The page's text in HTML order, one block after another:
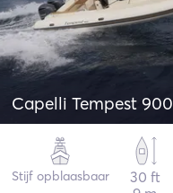
Capelli Tempest 900
Stijf opblaasbaar
30 ft